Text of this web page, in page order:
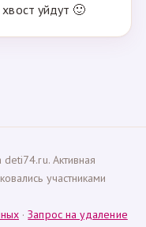
уйдут 🙂
Активная
участниками
·Запрос на удаление